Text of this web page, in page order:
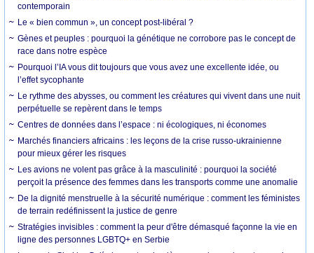
contemporain
Le « bien commun », un concept post-libéral ?
Gènes et peuples : pourquoi la génétique ne corrobore pas le concept de
race dans notre espèce
Pourquoi l’IA vous dit toujours que vous avez une excellente idée, ou
l’effet sycophante
Le rythme des abysses, ou comment les créatures qui vivent dans une nuit
perpétuelle se repèrent dans le temps
Centres de données dans l’espace : ni écologiques, ni économes
Marchés financiers africains : les leçons de la crise russo-ukrainienne
pour mieux gérer les risques
Les avions ne volent pas grâce à la masculinité : pourquoi la société
perçoit la présence des femmes dans les transports comme une anomalie
De la dignité menstruelle à la sécurité numérique : comment les féministes
de terrain redéfinissent la justice de genre
Stratégies invisibles : comment la peur d'être démasqué façonne la vie en
ligne des personnes LGBTQ+ en Serbie